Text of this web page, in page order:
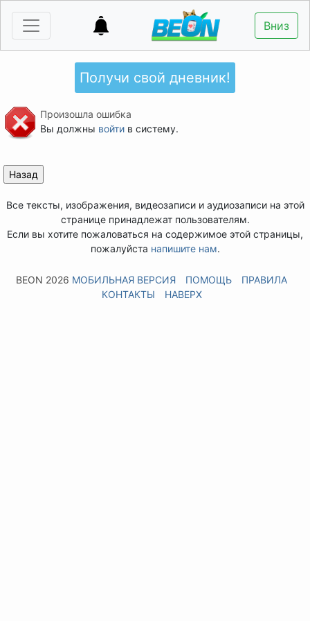
Вниз
Получи свой дневник!
Произошла ошибка
Вы должны войтив систему.
Все тексты, изображения, видеозаписи и аудиозаписи на этой
странице принадлежат пользователям.
Если вы хотите пожаловаться на содержимое этой страницы,
пожалуйста напишите нам.
BEON 2026 МОБИЛЬНАЯ ВЕРСИЯ ПОМОЩЬ
ПРАВИЛА
КОНТАКТЫ
НАВЕРХ